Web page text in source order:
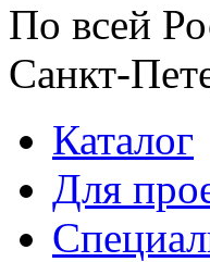
По всей
Санкт-
Каталог
Для